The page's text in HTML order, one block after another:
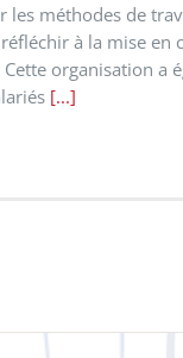
les méthodes de
à la mise en
organisation a
[...]